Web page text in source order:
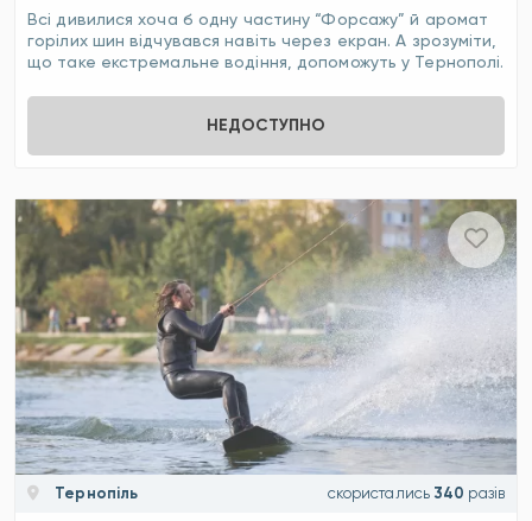
Всі дивилися хоча б одну частину “Форсажу” й аромат
горілих шин відчувався навіть через екран. А зрозуміти,
що таке екстремальне водіння, допоможуть у Тернополі.
НЕДОСТУПНО
Тернопіль скористались 340 разів